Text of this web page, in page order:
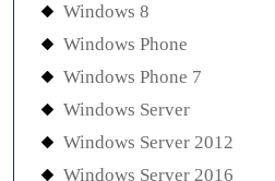
Windows 8
Windows Phone
Windows Phone 7
Windows Server
Windows Server 2012
Windows Server 2016